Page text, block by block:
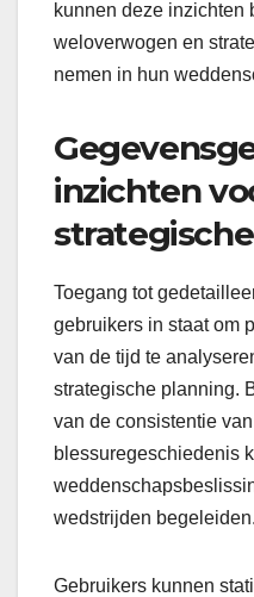
kunnen deze inzichten
weloverwogen en
nemen in hun
inzichten
Toegang tot
gebruikers in staat om
van de tijd te
strategische planning.
van de consistentie
blessuregeschiedenis
wedstrijden begeleiden.
Gebruikers kunnen